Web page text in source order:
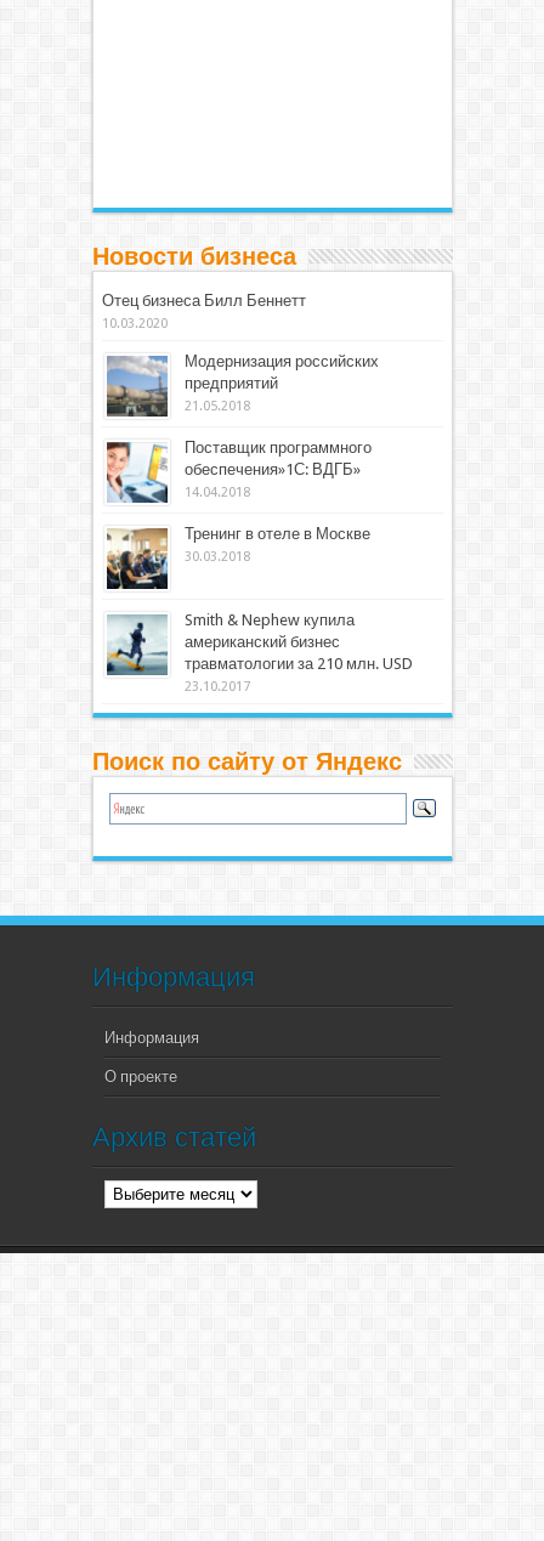
Новости бизнеса
Отец бизнеса Билл Беннетт
10.03.2020
Модернизация российских
предприятий
21.05.2018
Поставщик программного
обеспечения»1С: ВДГБ»
14.04.2018
Тренинг в отеле в Москве
30.03.2018
Smith & Nephew купила
американский бизнес
травматологии за 210 млн. USD
23.10.2017
Поиск по сайту от Яндекс
Информация
Информация
О проекте
Архив статей
Архив
статей